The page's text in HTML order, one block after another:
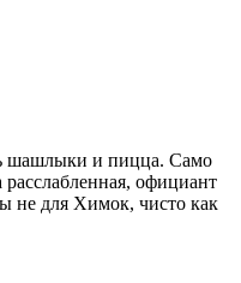
шашлыки и пицца. Само
официант
не для Химок, чисто как